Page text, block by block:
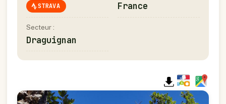
STRAVA France
Secteur :
Draguignan